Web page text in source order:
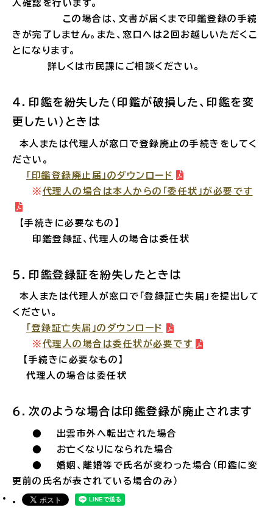
公共施設
便利なサービス
くらしの便利情報 子育て便利帳
プリ
電子申請・手続きガ
イド
防災情報サイト
出雲新話2030
市役所へのアクセス
各課へのお問い合わせ
人確認を行います。
この場合は、文書が届くまで印鑑登録の手続
きが完了しません。また、窓口へは２回お越しいただくこ
とになります。
詳しくは市民課にご相談ください。
４．印鑑を紛失した（印鑑が破損した、印鑑を変
更したい）ときは
本人または代理人が窓口で登録廃止の手続きをしてく
ださい。
「印鑑登録廃止届」のダウンロード
※ 代理人の場合は本人からの「委任状」が必要です
【手続きに必要なもの】
印鑑登録証、代理人の場合は委任状
５．印鑑登録証を紛失したときは
本人または代理人が窓口で「登録証亡失届」を提出して
ください。
「登録証亡失届」のダウンロード
※ 代理人の場合は委任状が必要です
【手続きに必要なもの】
代理人の場合は委任状
６．次のような場合は印鑑登録が廃止されます
●
出雲市外へ転出された場合
●
お亡くなりになられた場合
●
婚姻、離婚等で氏名が変わった場合（印鑑に変
更前の氏名が表されている場合のみ）